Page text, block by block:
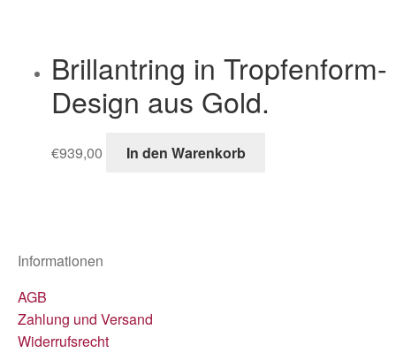
Brillantring in Tropfenform-
Design aus Gold.
€939,00 In den Warenkorb
Informationen
AGB
Zahlung und Versand
Widerrufsrecht